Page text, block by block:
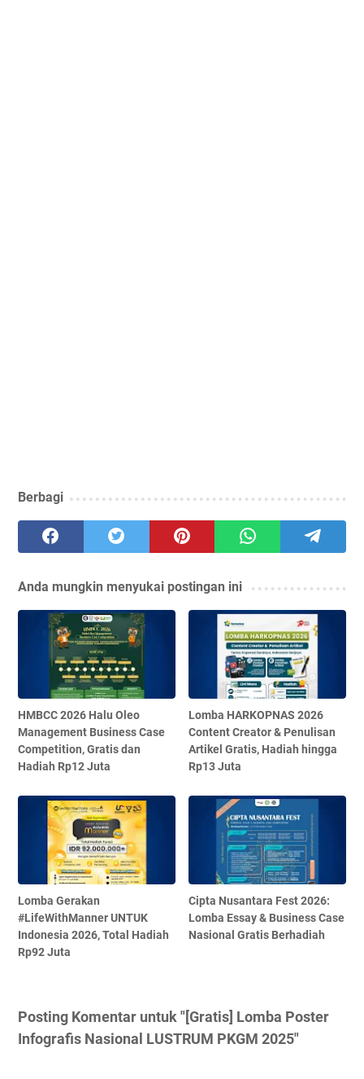
Berbagi
Anda mungkin menyukai postingan ini
HMBCC 2026 Halu Oleo
Management Business Case
Competition, Gratis dan
Hadiah Rp12 Juta
Lomba HARKOPNAS 2026
Content Creator & Penulisan
Artikel Gratis, Hadiah hingga
Rp13 Juta
Lomba Gerakan
#LifeWithManner UNTUK
Indonesia 2026, Total Hadiah
Rp92 Juta
Cipta Nusantara Fest 2026:
Lomba Essay & Business Case
Nasional Gratis Berhadiah
Posting Komentar untuk "[Gratis] Lomba Poster
Infografis Nasional LUSTRUM PKGM 2025"